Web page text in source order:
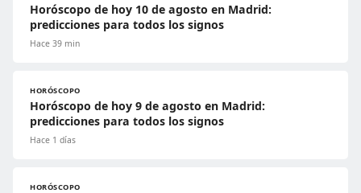
Horóscopo de hoy 10 de agosto en Madrid:
predicciones para todos los signos
Hace 39 min
HORÓSCOPO
Horóscopo de hoy 9 de agosto en Madrid:
predicciones para todos los signos
Hace 1 días
HORÓSCOPO